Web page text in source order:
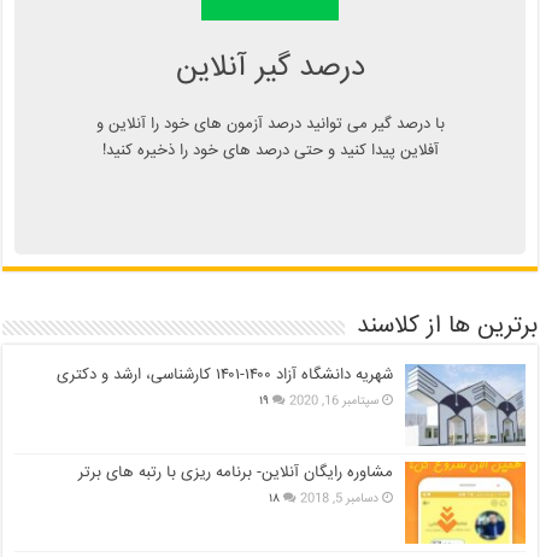
درصد گیر آنلاین
با درصد گیر می توانید درصد آزمون های خود را آنلاین و
آفلاین پیدا کنید و حتی درصد های خود را ذخیره کنید!
برترین ها از کلاسند
شهریه دانشگاه آزاد ۱۴۰۰-۱۴۰۱ کارشناسی، ارشد و دکتری
سپتامبر 16, 2020 ۱۹
مشاوره رایگان آنلاین- برنامه ریزی با رتبه های برتر
دسامبر 5, 2018 ۱۸